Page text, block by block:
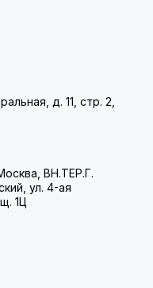
д. 11, стр. 2,
ВН.ТЕР.Г.
ул. 4-ая
1Ц